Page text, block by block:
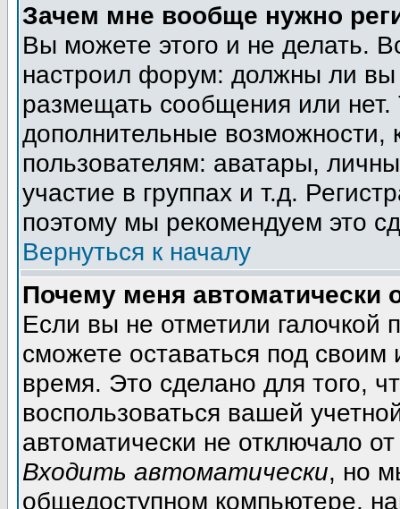
Зачем мне вообще нужно
Вы можете этого и не делать.
настроил форум: должны ли вы
размещать сообщения или
дополнительные
пользователям: аватары,
участие в группах и т.д.
поэтому мы рекомендуем это
Вернуться к началу
Почему меня автоматически
Если вы не отметили галочкой
сможете оставаться под
время. Это сделано для того,
воспользоваться вашей
автоматически не отключало
Входить автоматически, но
общедоступном компьютере,